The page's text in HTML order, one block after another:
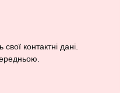
контактні дані.